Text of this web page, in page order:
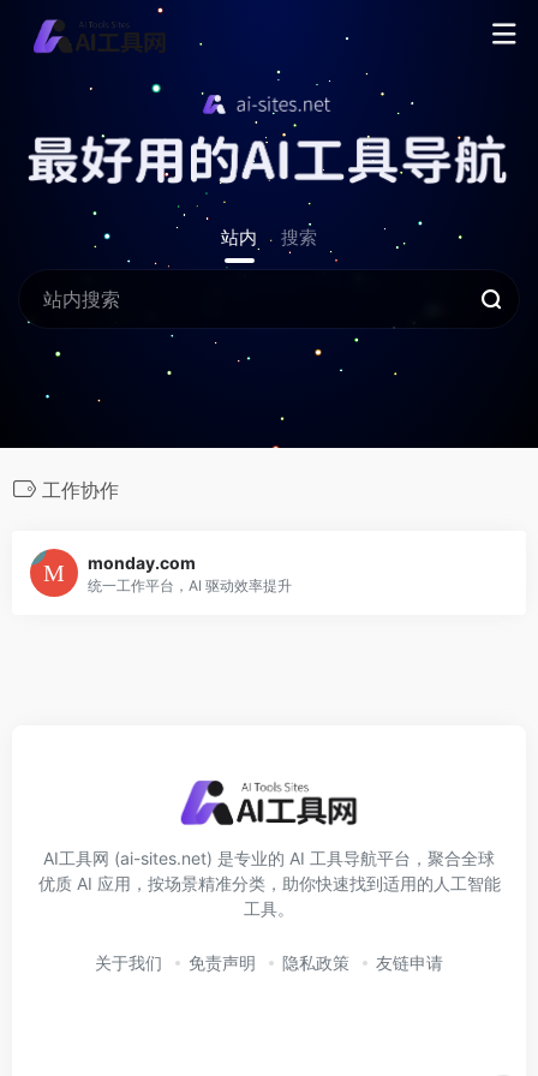
站内 搜索
工作协作
monday.com
统一工作平台，AI 驱动效率提升
AI工具网 (ai-sites.net) 是专业的 AI 工具导航平台，聚合全球
优质 AI 应用，按场景精准分类，助你快速找到适用的人工智能
工具。
关于我们 免责声明 隐私政策 友链申请